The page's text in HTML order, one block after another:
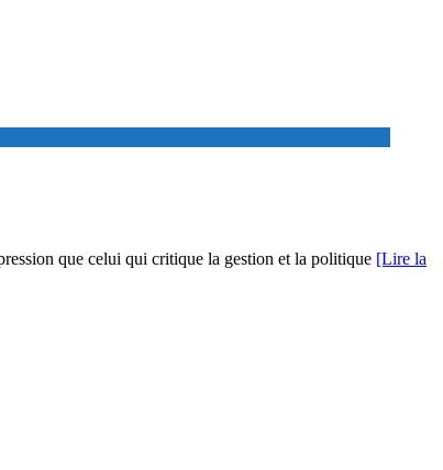
que celui qui critique la gestion et la politique [Lire la